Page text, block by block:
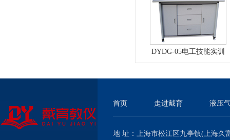
DYDG-05电工技能实训
首页 走进戴育 液压
地 址：上海市松江区九亭镇(上海